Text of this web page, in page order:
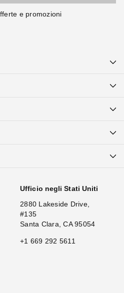
e promozioni
Ufficio negli Stati Uniti
2880 Lakeside Drive,
#135
Santa Clara, CA 95054
+1 669 292 5611